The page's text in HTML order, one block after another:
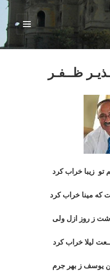
فهرست
ابزارک‌ها
ظــفـر
تو زیبا خراب کرد
که مینا خراب کرد
ز روز ازل ولی
لیلا خراب کرد
یوسف ز بهر جرم